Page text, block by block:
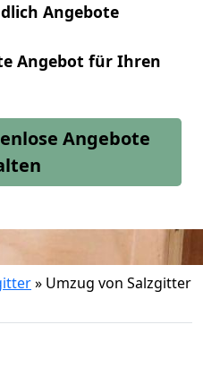
Angebote
Angebot für Ihren
Angebote
» Umzug von Salzgitter